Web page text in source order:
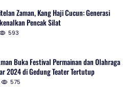
Zaman, Kang Haji Cucun: Generasi
Pencak Silat
593
Buka Festival Permainan dan Olahraga
2024 di Gedung Teater Tertutup
575